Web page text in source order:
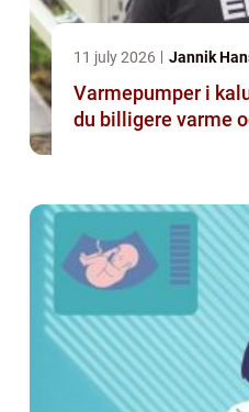
11 july 2026 Jannik
Varmepumper i
du billigere varme